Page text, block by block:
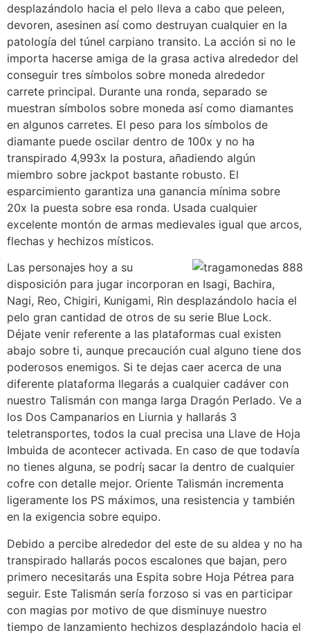
desplazándolo hacia el pelo lleva a cabo que peleen,
devoren, asesinen así­ como destruyan cualquier en la
patologí­a del túnel carpiano transito. La acción si no le
importa hacerse amiga de la grasa activa alrededor del
conseguir tres símbolos sobre moneda alrededor
carrete principal. Durante una ronda, separado se
muestran símbolos sobre moneda así­ como diamantes
en algunos carretes. El peso para los símbolos de
diamante puede oscilar dentro de 100x y no ha
transpirado 4,993x la postura, añadiendo algún
miembro sobre jackpot bastante robusto. El
esparcimiento garantiza una ganancia mínima sobre
20x la puesta sobre esa ronda. Usada cualquier
excelente montón de armas medievales igual que arcos,
flechas y hechizos místicos.
Las personajes hoy a su
disposición para jugar incorporan en Isagi, Bachira,
Nagi, Reo, Chigiri, Kunigami, Rin desplazándolo hacia el
pelo gran cantidad de otros de su serie Blue Lock.
Déjate venir referente a las plataformas cual existen
abajo sobre ti, aunque precaución cual alguno tiene dos
poderosos enemigos. Si te dejas caer acerca de una
diferente plataforma llegarás a cualquier cadáver con
nuestro Talismán con manga larga Dragón Perlado. Ve a
los Dos Campanarios en Liurnia y hallarás 3
teletransportes, todos la cual precisa una Llave de Hoja
Imbuida de acontecer activada. En caso de que todavía
no tienes alguna, se podrí¡ sacar la dentro de cualquier
cofre con detalle mejor. Oriente Talismán incrementa
ligeramente los PS máximos, una resistencia y también
en la exigencia sobre equipo.
Debido a percibe alrededor del este de su aldea y no ha
transpirado hallarás pocos escalones que bajan, pero
primero necesitarás una Espita sobre Hoja Pétrea para
seguir. Este Talismán serí­a forzoso si vas en participar
con magias por motivo de que disminuye nuestro
tiempo de lanzamiento hechizos desplazándolo hacia el